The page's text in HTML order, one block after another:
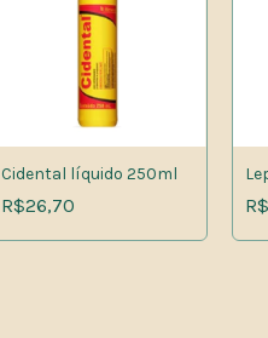
Cidental líquido 250ml
R$26,70